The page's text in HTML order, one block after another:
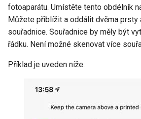
fotoaparátu. Umístěte tento obdélník
Můžete přiblížit a oddálit dvěma prsty
souřadnice. Souřadnice by měly být
řádku. Není možné skenovat více
Příklad je uveden níže: